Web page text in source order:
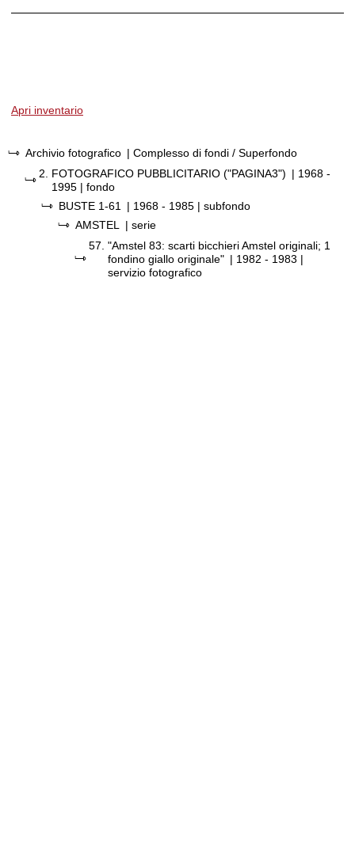
Apri inventario
Archivio fotografico | Complesso di fondi / Superfondo
2.
FOTOGRAFICO PUBBLICITARIO ("PAGINA3") | 1968 -
1995 | fondo
BUSTE 1-61
| 1968 - 1985 | subfondo
AMSTEL
| serie
57. "Amstel 83: scarti bicchieri Amstel originali; 1
fondino giallo originale" | 1982 - 1983 |
servizio fotografico